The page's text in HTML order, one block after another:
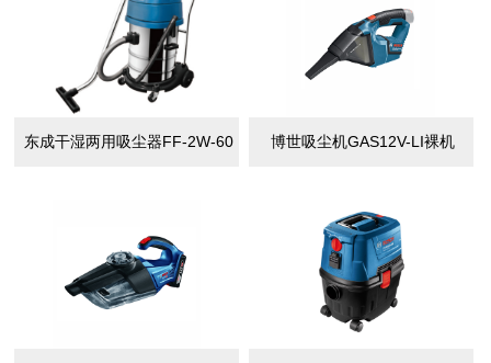
东成干湿两用吸尘器FF-2W-60 博世吸尘机GAS12V-LI裸机